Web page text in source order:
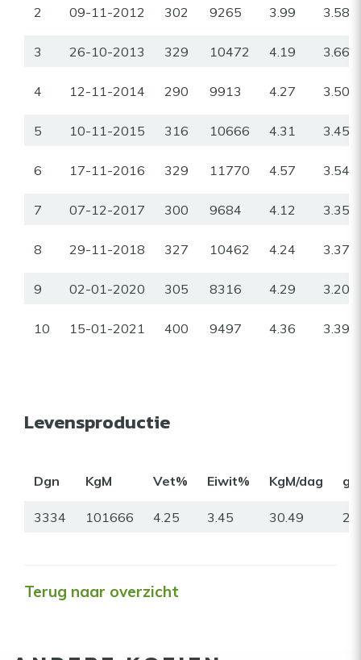
2 09-11-2012 302 9265 3.99 3.58
3 26-10-2013 329 10472 4.19 3.66
4 12-11-2014 290 9913 4.27 3.50
5 10-11-2015 316 10666 4.31 3.45
6 17-11-2016 329 11770 4.57 3.54
7 07-12-2017 300 9684 4.12 3.35
8 29-11-2018 327 10462 4.24 3.37
9 02-01-2020 305 8316 4.29 3.20
10 15-01-2021 400 9497 4.36 3.39
Levensproductie
Dgn KgM Vet% Eiwit% KgM/dag gr
3334 101666 4.25 3.45 30.49
Terug naar overzicht